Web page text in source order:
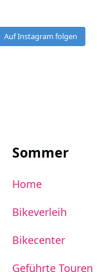
Auf Instagram folgen
Sommer
Home
Bikeverleih
Bikecenter
Geführte Touren